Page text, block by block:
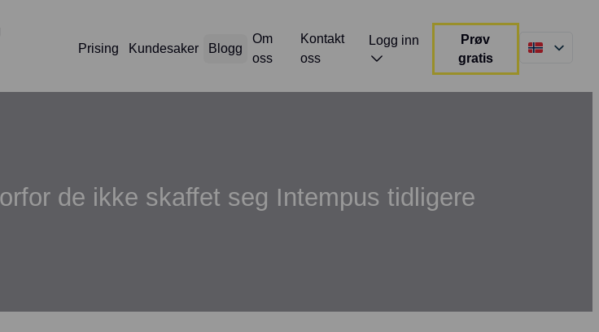
Prising Kundesaker Blogg
Om
oss
Kontakt
oss
Logg inn
Prøv
gratis
de ikke skaffet seg Intempus tidligere